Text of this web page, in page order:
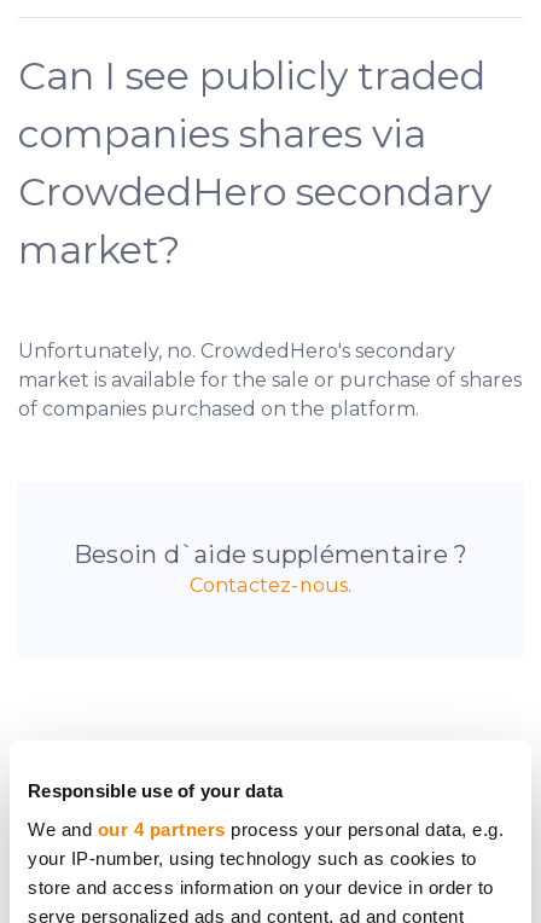
Responsible use of your data
We and our 4 partners process your personal data, e.g.
your IP-number, using technology such as cookies to
store and access information on your device in order to
serve personalized ads and content, ad and content
Can I see publicly traded
companies shares via
CrowdedHero secondary
market?
Unfortunately, no. CrowdedHero's secondary
market is available for the sale or purchase of shares
of companies purchased on the platform.
Besoin d`aide supplémentaire ?
Contactez-nous.
informé des nouvelles
opportunités
d`investissement.